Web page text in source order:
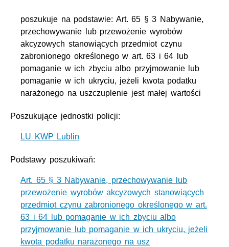
poszukuje na podstawie: Art. 65 § 3 Nabywanie,
przechowywanie lub przewożenie wyrobów
akcyzowych stanowiących przedmiot czynu
zabronionego określonego w art. 63 i 64 lub
pomaganie w ich zbyciu albo przyjmowanie lub
pomaganie w ich ukryciu, jeżeli kwota podatku
narażonego na uszczuplenie jest małej wartości
Poszukujące jednostki policji:
LU KWP Lublin
Podstawy poszukiwań:
Art. 65 § 3 Nabywanie, przechowywanie lub
przewożenie wyrobów akcyzowych stanowiących
przedmiot czynu zabronionego określonego w art.
63 i 64 lub pomaganie w ich zbyciu albo
przyjmowanie lub pomaganie w ich ukryciu, jeżeli
kwota podatku narażonego na usz